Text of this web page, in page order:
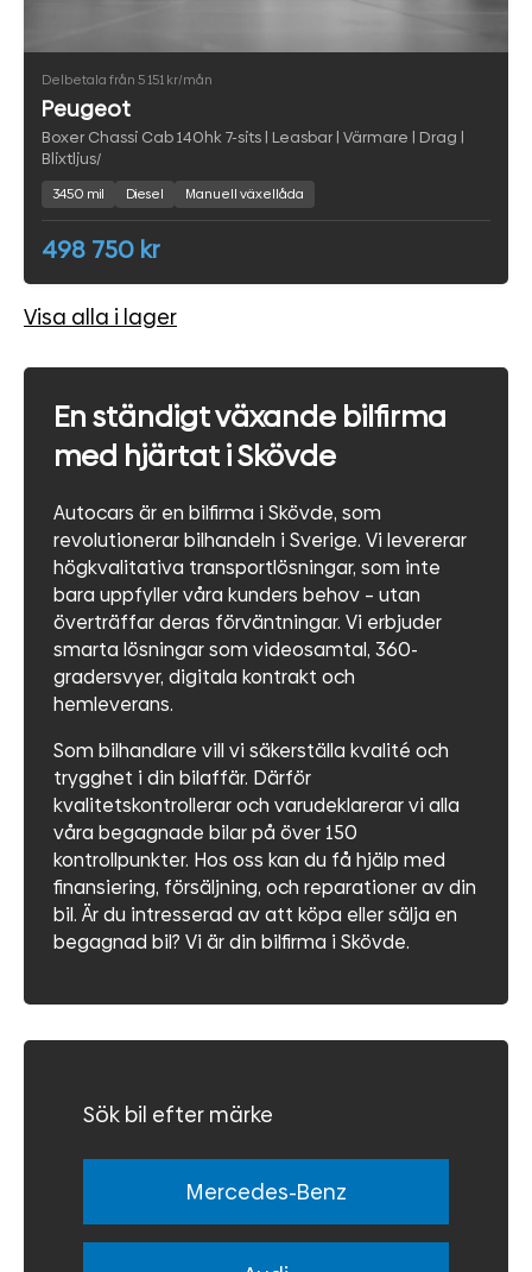
Delbetala från 5 151 kr/mån
Peugeot
Boxer Chassi Cab 140hk 7-sits | Leasbar | Värmare | Drag |
Blixtljus/
3450 mil Diesel Manuell växellåda
498 750 kr
Visa alla i lager
En ständigt växande bilfirma
med hjärtat i Skövde
Autocars är en bilfirma i Skövde, som
revolutionerar bilhandeln i Sverige. Vi levererar
högkvalitativa transportlösningar, som inte
bara uppfyller våra kunders behov – utan
överträffar deras förväntningar. Vi erbjuder
smarta lösningar som videosamtal, 360-
gradersvyer, digitala kontrakt och
hemleverans.
Som bilhandlare vill vi säkerställa kvalité och
trygghet i din bilaffär. Därför
kvalitetskontrollerar och varudeklarerar vi alla
våra begagnade bilar på över 150
kontrollpunkter. Hos oss kan du få hjälp med
finansiering, försäljning, och reparationer av din
bil. Är du intresserad av att köpa eller sälja en
begagnad bil? Vi är din bilfirma i Skövde.
Sök bil efter märke
Mercedes-Benz